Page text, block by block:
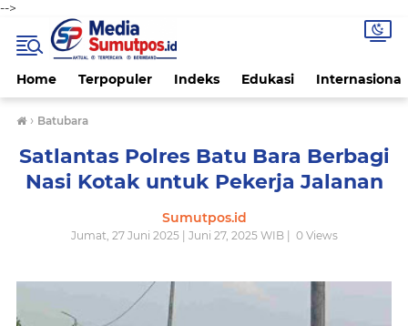
-->
Home Terpopuler Indeks Edukasi Internasional
› Batubara
Satlantas Polres Batu Bara Berbagi
Nasi Kotak untuk Pekerja Jalanan
Sumutpos.id
Jumat, 27 Juni 2025 | Juni 27, 2025 WIB | 0Views